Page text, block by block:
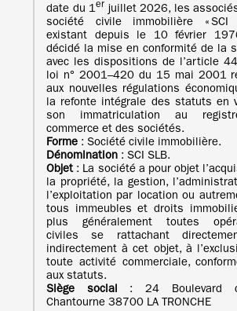
date du 1er juillet 2026, les
société civile immobilière « SCI
existant depuis le 10 février
décidé la mise en conformité de la
avec les dispositions de l’article
loi n° 2001–420 du 15 mai 2001
aux nouvelles régulations
la refonte intégrale des statuts en
son immatriculation au
commerce et des sociétés.
Forme : Société civile immobilière.
Dénomination : SCI SLB.
Objet: La société a pour objet
la propriété, la gestion,
l’exploitation par location ou
tous immeubles et droits
plus généralement toutes
civiles se rattachant
indirectement à cet objet, à
toute activité commerciale,
aux statuts.
Siège social : 24 Boulevard
Chantourne 38700 LA TRONCHE